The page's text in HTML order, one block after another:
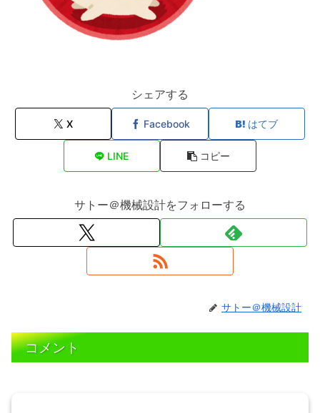
シェアする
X Facebook はてブ
LINE コピー
サトー＠機械設計をフォローする
サトー＠機械設計
コメント